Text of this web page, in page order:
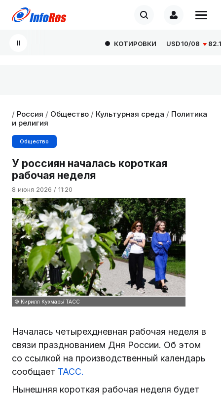
КОТИРОВКИ USD10/08
/ Россия / Общество / Культурная среда / Политика
и религия
Общество
У россиян началась короткая
рабочая неделя
8 июня 2026 / 11:20
© Кирилл Кухмарь/ ТАСС
Началась четырехдневная рабочая неделя в
связи празднованием Дня России. Об этом
со ссылкой на производственный календарь
сообщает ТАСС.
Нынешняя короткая рабочая неделя будет